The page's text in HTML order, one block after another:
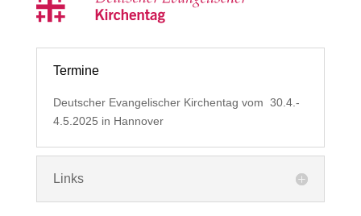
Termine
Deutscher Evangelischer Kirchentag vom 30.4.-
4.5.2025 in Hannover
Links